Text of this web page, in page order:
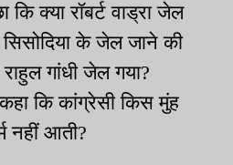
क्या रॉबर्ट वाड्रा जेल
के जेल जाने की
गांधी जेल गया?
कि कांग्रेसी किस मुंह
नहीं आती?